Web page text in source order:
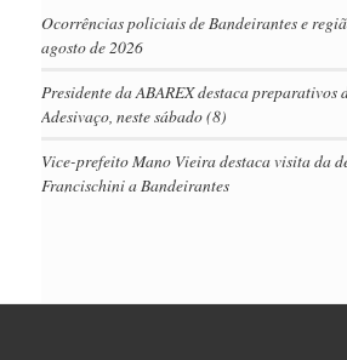
Ocorrências policiais de Bandeirantes e
agosto de 2026
Presidente da ABAREX destaca preparativos
Adesivaço, neste sábado (8)
Vice-prefeito Mano Vieira destaca visita da
Francischini a Bandeirantes